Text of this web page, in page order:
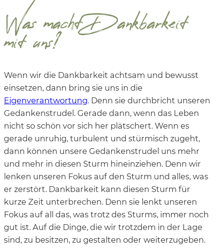
Was macht Dankbarkeit
mit uns?
Wenn wir die Dankbarkeit achtsam und bewusst
einsetzen, dann bring sie uns in die
Eigenverantwortung. Denn sie durchbricht unseren
Gedankenstrudel. Gerade dann, wenn das Leben
nicht so schön vor sich her plätschert. Wenn es
gerade unruhig, turbulent und stürmisch zugeht,
dann können unsere Gedankenstrudel uns mehr
und mehr in diesen Sturm hineinziehen. Denn wir
lenken unseren Fokus auf den Sturm und alles, was
er zerstört. Dankbarkeit kann diesen Sturm für
kurze Zeit unterbrechen. Denn sie lenkt unseren
Fokus auf all das, was trotz des Sturms, immer noch
gut ist. Auf die Dinge, die wir trotzdem in der Lage
sind, zu besitzen, zu gestalten oder weiterzugeben.